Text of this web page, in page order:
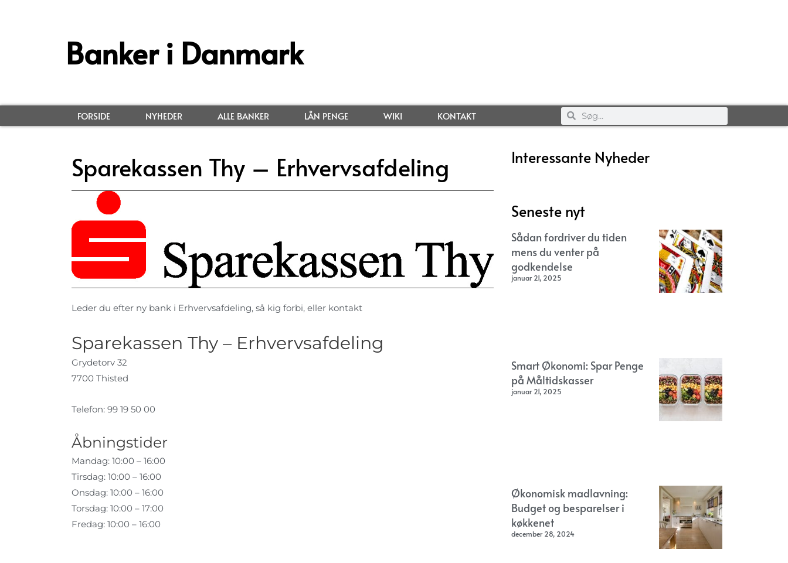
Banker i Danmark
FORSIDE NYHEDER ALLE BANKER LÅN PENGE WIKI KONTAKT
Sparekassen Thy – Erhvervsafdeling
Leder du efter ny bank i Erhvervsafdeling, så kig forbi, eller kontakt
Sparekassen Thy – Erhvervsafdeling
Grydetorv 32
7700 Thisted
Telefon: 99 19 50 00
Åbningstider
Mandag: 10:00 – 16:00
Tirsdag: 10:00 – 16:00
Onsdag: 10:00 – 16:00
Torsdag: 10:00 – 17:00
Fredag: 10:00 – 16:00
Interessante Nyheder
Seneste nyt
Sådan fordriver du tiden
mens du venter på
godkendelse
januar 21, 2025
Smart Økonomi: Spar Penge
på Måltidskasser
januar 21, 2025
Økonomisk madlavning:
Budget og besparelser i
køkkenet
december 28, 2024